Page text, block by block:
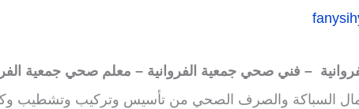
– فني صحي جمعية الفروانية – معلم صحي جمعية
السباكة والصرف الصحي من تأسيس وتركيب وتشطيب